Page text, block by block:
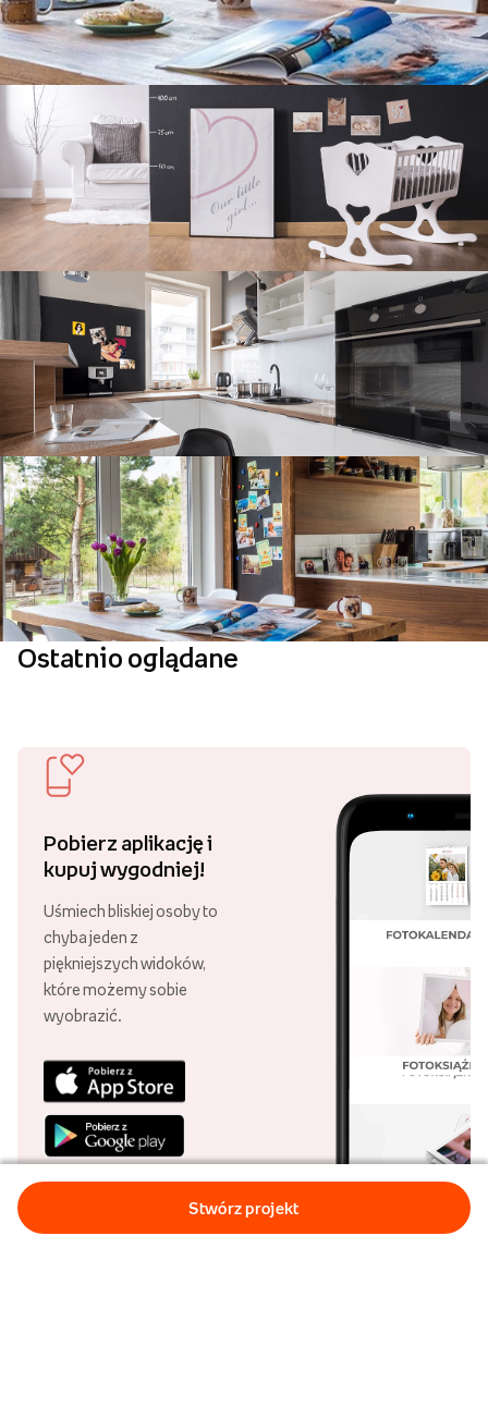
Ostatnio oglądane
Pobierz aplikację i
kupuj wygodniej!
Uśmiech bliskiej osoby to
chyba jeden z
piękniejszych widoków,
które możemy sobie
wyobrazić.